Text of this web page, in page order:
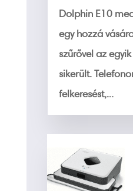
Dolphin E10
egy hozzá
szűrővel az
sikerült.
felkeresést,...